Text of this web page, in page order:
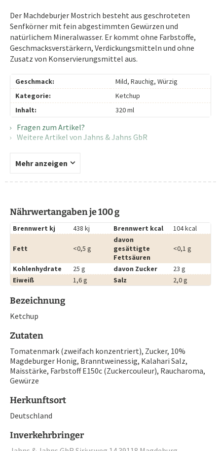
Der Machdeburjer Mostrich besteht aus geschroteten
Senfkörner mit fein abgestimmten Gewürzen und
natürlichem Mineralwasser. Er kommt ohne Farbstoffe,
Geschmacksverstärkern, Verdickungsmitteln und ohne
Zusatz von Konservierungsmittel aus.
Geschmack:
Mild, Rauchig, Würzig
Kategorie:
Ketchup
Inhalt:
320 ml
Fragen zum Artikel?
Weitere Artikel von Jahns & Jahns GbR
Mehr anzeigen
Nährwertangaben je 100 g
Brennwert kj 438 kj Brennwert kcal 104 kcal
Fett <0,5 g
davon
gesättigte
Fettsäuren
<0,1 g
Kohlenhydrate 25 g davon Zucker
23 g
Eiweiß
1,6 g Salz 2,0 g
Bezeichnung
Ketchup
Zutaten
Tomatenmark (zweifach konzentriert), Zucker, 10%
Magdeburger Honig, Branntweinessig, Kalahari Salz,
Maisstärke, Farbstoff E150c (Zuckercouleur), Raucharoma,
Gewürze
Herkunftsort
Deutschland
Inverkehrbringer